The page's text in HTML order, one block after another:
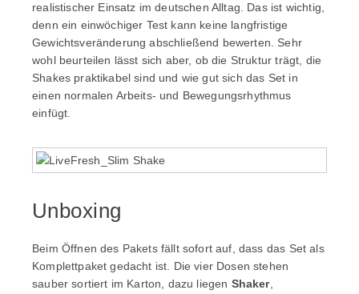
realistischer Einsatz im deutschen Alltag. Das ist wichtig,
denn ein einwöchiger Test kann keine langfristige
Gewichtsveränderung abschließend bewerten. Sehr
wohl beurteilen lässt sich aber, ob die Struktur trägt, die
Shakes praktikabel sind und wie gut sich das Set in
einen normalen Arbeits- und Bewegungsrhythmus
einfügt.
Unboxing
Beim Öffnen des Pakets fällt sofort auf, dass das Set als
Komplettpaket gedacht ist. Die vier Dosen stehen
sauber sortiert im Karton, dazu liegen Shaker,